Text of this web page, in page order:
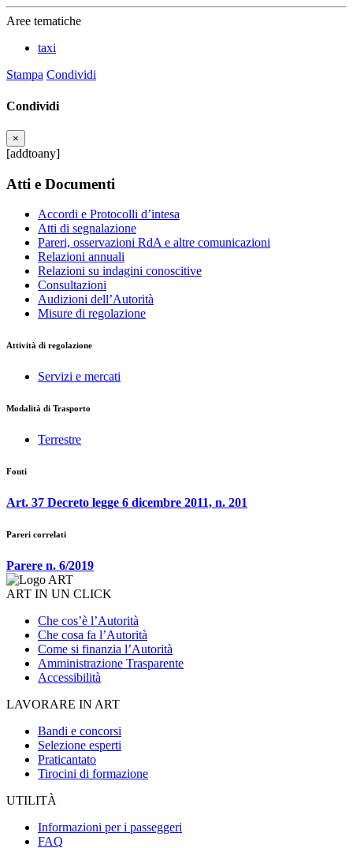
Aree tematiche
taxi
Stampa Condividi
Condividi
×
[addtoany]
Atti e Documenti
Accordi e Protocolli d’intesa
Atti di segnalazione
Pareri, osservazioni RdA e altre comunicazioni
Relazioni annuali
Relazioni su indagini conoscitive
Consultazioni
Audizioni dell’Autorità
Misure di regolazione
Attività di regolazione
Servizi e mercati
Modalità di Trasporto
Terrestre
Fonti
Art. 37 Decreto legge 6 dicembre 2011, n. 201
Pareri correlati
Parere n. 6/2019
ART IN UN CLICK
Che cos’è l’Autorità
Che cosa fa l’Autorità
Come si finanzia l’Autorità
Amministrazione Trasparente
Accessibilità
LAVORARE IN ART
Bandi e concorsi
Selezione esperti
Praticantato
Tirocini di formazione
UTILITÀ
Informazioni per i passeggeri
FAQ